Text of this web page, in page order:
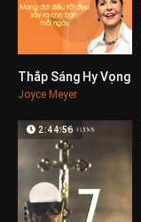
0
Thắp Sáng Hy Vọng
Joyce Meyer
2:44:56